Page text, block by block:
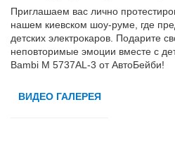
Приглашаем вас лично
нашем киевском шоу-руме, где
детских электрокаров. Подарите
неповторимые эмоции вместе с
Bambi M 5737AL-3 от АвтоБейби!
ВИДЕО ГАЛЕРЕЯ